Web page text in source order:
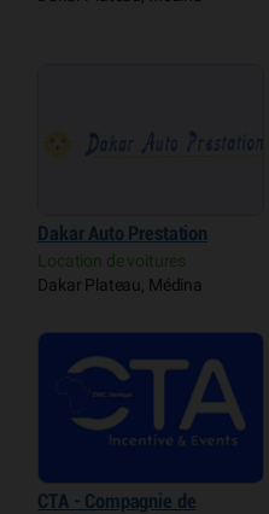
Dakar Auto Prestation
Location de voitures
Dakar Plateau, Médina
CTA - Compagnie de